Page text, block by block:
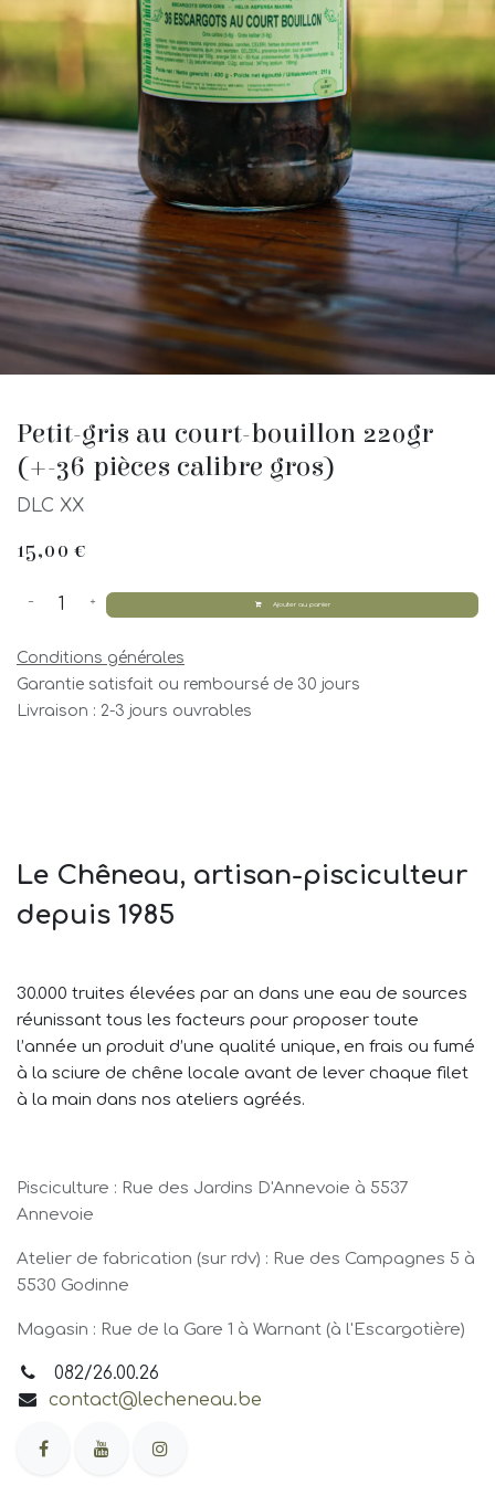
Petit-gris au court-bouillon 220gr
(+-36 pièces calibre gros)
DLC XX
15,00 €
Ajouter au panier
Conditions générales
Garantie satisfait ou remboursé de 30 jours
Livraison : 2-3 jours ouvrables
Le Chêneau, artisan-pisciculteur
depuis 1985
30.000 truites élevées par an dans une eau de sources
réunissant tous les facteurs pour proposer toute
l’année un produit d’une qualité unique, en frais ou fumé
à la sciure de chêne locale avant de lever chaque filet
à la main dans nos ateliers agréés.
Pisciculture : Rue des Jardins D'Annevoie à 5537
Annevoie
Atelier de fabrication (sur rdv) : Rue des Campagnes 5 à
5530 Godinne
Magasin : Rue de la Gare 1 à Warnant (à l'Escargotière)
082/26.00.26
contact@lecheneau.be